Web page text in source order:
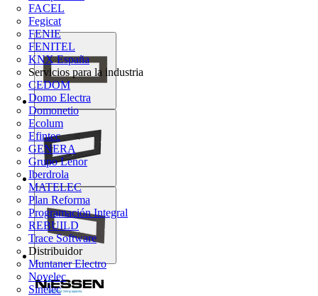
FACEL
Fegicat
FENIE
FENITEL
KNX España
Servicios para la industria
CEDOM
Domo Electra
Domonetio
Ecolum
Efintec
GENERA
Grupo Lenor
Iberdrola
MATELEC
Plan Reforma
Programación Integral
REBUILD
Trace Software
Distribuidor
Muntaner Electro
Novelec
Sinelec